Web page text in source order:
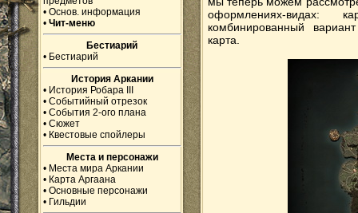
• Основ. информация
• Чит-меню
Бестиарий
• Бестиарий
История Аркании
• История Робара III
• Событийный отрезок
• События 2-ого плана
• Сюжет
• Квестовые спойлеры
Места и персонажи
• Места мира Аркании
• Карта Аргаана
• Основные персонажи
• Гильдии
оформлениях-видах:
комбинированный
карта.